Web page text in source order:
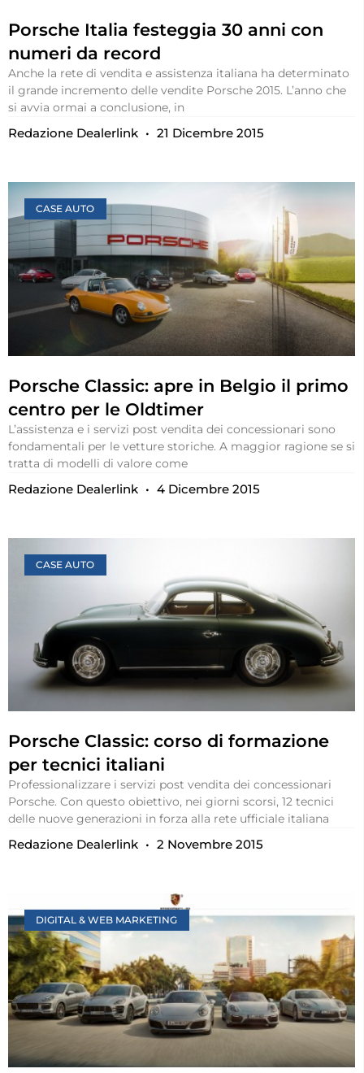
Porsche Italia festeggia 30 anni con
numeri da record
Anche la rete di vendita e assistenza italiana ha determinato
il grande incremento delle vendite Porsche 2015. L’anno che
si avvia ormai a conclusione, in
Redazione Dealerlink 21 Dicembre 2015
CASE AUTO
Porsche Classic: apre in Belgio il primo
centro per le Oldtimer
L’assistenza e i servizi post vendita dei concessionari sono
fondamentali per le vetture storiche. A maggior ragione se si
tratta di modelli di valore come
Redazione Dealerlink 4 Dicembre 2015
CASE AUTO
Porsche Classic: corso di formazione
per tecnici italiani
Professionalizzare i servizi post vendita dei concessionari
Porsche. Con questo obiettivo, nei giorni scorsi, 12 tecnici
delle nuove generazioni in forza alla rete ufficiale italiana
Redazione Dealerlink 2 Novembre 2015
DIGITAL & WEB MARKETING